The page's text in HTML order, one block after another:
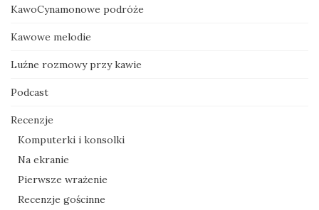
KawoCynamonowe podróże
Kawowe melodie
Luźne rozmowy przy kawie
Podcast
Recenzje
Komputerki i konsolki
Na ekranie
Pierwsze wrażenie
Recenzje gościnne